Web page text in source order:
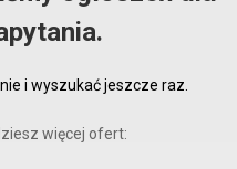
i wyszukać jeszcze raz.
więcej ofert: